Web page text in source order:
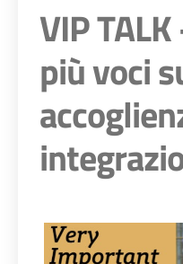
VIP
più voci